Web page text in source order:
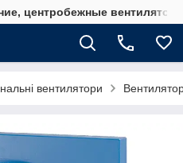
центробежные
вентилятори